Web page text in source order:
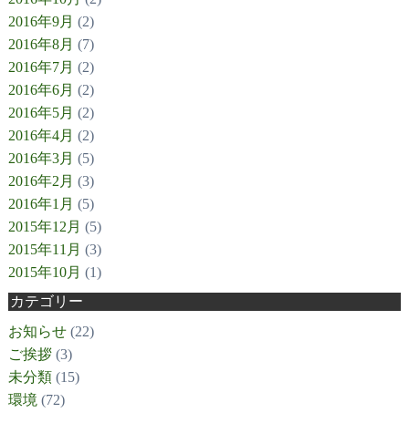
2016年9月 (2)
2016年8月 (7)
2016年7月 (2)
2016年6月 (2)
2016年5月 (2)
2016年4月 (2)
2016年3月 (5)
2016年2月 (3)
2016年1月 (5)
2015年12月 (5)
2015年11月 (3)
2015年10月 (1)
カテゴリー
お知らせ(22)
ご挨拶(3)
未分類(15)
環境 (72)